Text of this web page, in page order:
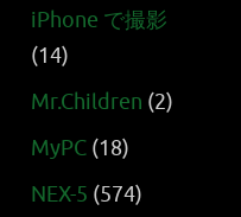
iPhone で撮影
(14)
Mr.Children (2)
MyPC (18)
NEX-5 (574)